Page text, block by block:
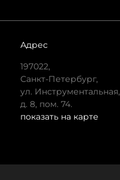
Адрес
197022,
Санкт-Петербург,
ул. Инструментальная,
д. 8, пом. 74.
показать на карте